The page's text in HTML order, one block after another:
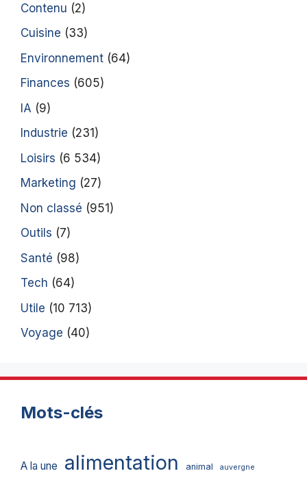
Contenu (2)
Cuisine (33)
Environnement (64)
Finances (605)
IA (9)
Industrie (231)
Loisirs (6 534)
Marketing (27)
Non classé (951)
Outils (7)
Santé (98)
Tech (64)
Utile (10 713)
Voyage (40)
Mots-clés
A la une alimentation animal auvergne